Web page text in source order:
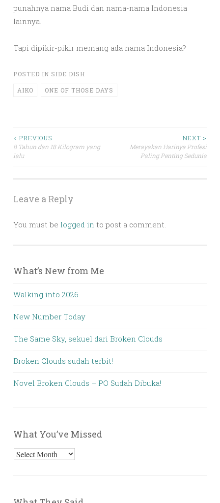
punahnya nama Budi dan nama-nama Indonesia
lainnya.
Tapi dipikir-pikir memang ada nama Indonesia?
POSTED IN SIDE DISH
AIKO ONE OF THOSE DAYS
Post
navigation
< PREVIOUS
8 Tahun dan 18 Kilogram yang
lalu
NEXT >
Merayakan Harinya Profesi
Paling Penting Sedunia
Leave a Reply
You must be logged in to post a comment.
What’s New from Me
Walking into 2026
New Number Today
The Same Sky, sekuel dari Broken Clouds
Broken Clouds sudah terbit!
Novel Broken Clouds – PO Sudah Dibuka!
What You’ve Missed
What